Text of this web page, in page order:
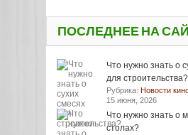
ПОСЛЕДНЕЕ НА
Что нужно знать о
для строительства?
Рубрика: Новости
15 июня, 2026
Что нужно знать о
столах?